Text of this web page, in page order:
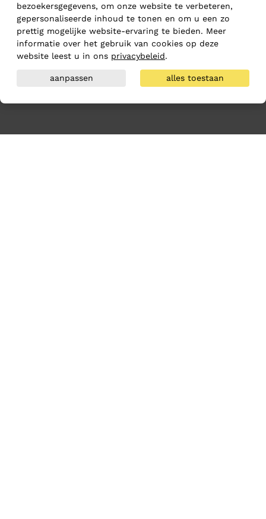
bezoekersgegevens, om onze website te verbeteren,
gepersonaliseerde inhoud te tonen en om u een zo
prettig mogelijke website-ervaring te bieden. Meer
informatie over het gebruik van cookies op deze
website leest u in ons privacybeleid.
aanpassen alles toestaan